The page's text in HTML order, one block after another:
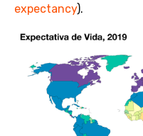
expectancy).